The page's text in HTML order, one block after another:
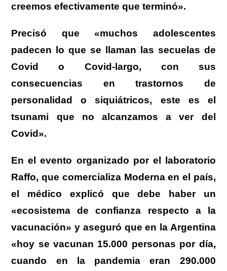
creemos efectivamente que terminó».
Precisó que «muchos adolescentes
padecen lo que se llaman las secuelas de
Covid o Covid-largo, con sus
consecuencias en trastornos de
personalidad o siquiátricos, este es el
tsunami que no alcanzamos a ver del
Covid».
En el evento organizado por el laboratorio
Raffo, que comercializa Moderna en el país,
el médico explicó que debe haber un
«ecosistema de confianza respecto a la
vacunación» y aseguró que en la Argentina
«hoy se vacunan 15.000 personas por día,
cuando en la pandemia eran 290.000